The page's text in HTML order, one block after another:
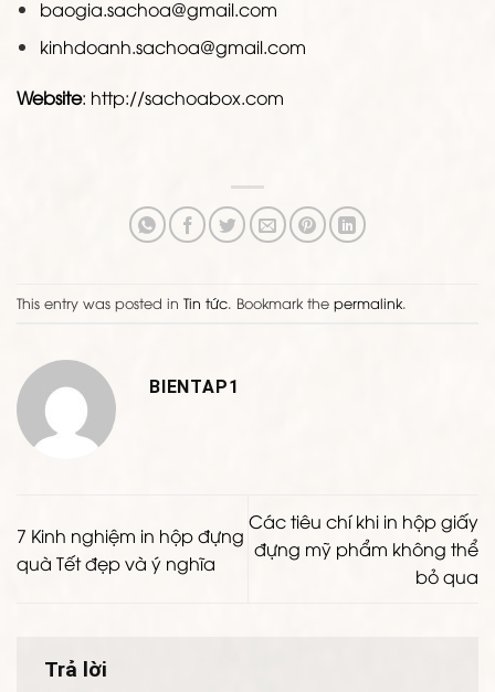
baogia.sachoa@gmail.com
kinhdoanh.sachoa@gmail.com
Website: http://sachoabox.com
This entry was posted in Tin tức. Bookmark the permalink.
BIENTAP1
7 Kinh nghiệm in hộp đựng
quà Tết đẹp và ý nghĩa
Các tiêu chí khi in hộp giấy
đựng mỹ phẩm không thể
bỏ qua
Trả lời